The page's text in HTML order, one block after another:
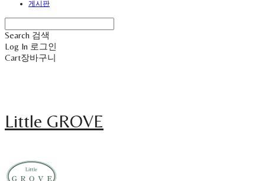
게시판
Search 검색
Log In 로그인
Cart장바구니
Little GROVE